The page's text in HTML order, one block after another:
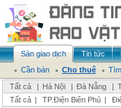
Sàn giao dịch Tin tức
Cần bán
Cho thuê
Tất cả
| Hà Nội | Đà Nẵng |
Tất cả | TP.Điện Biên Phủ |